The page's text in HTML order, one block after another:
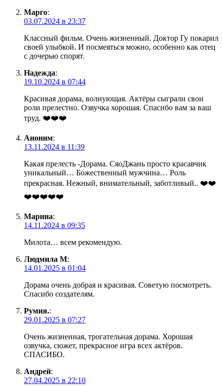
Марго:
03.07.2024 в 23:37
Классный фильм. Очень жизненный. Доктор Гу покарил
своей улыбкой. И посмеяться можно, особенно как отец
с дочерью спорят.
Надежда:
19.10.2024 в 07:44
Красивая дорама, волнующая. Актёры сыграли свои
роли прелестно. Озвучка хорошая. Спасибо вам за ваш
труд. ❤️❤️❤️
Аноним:
13.11.2024 в 11:39
Какая прелесть -Дорама. СяоДжань просто красавчик
уникальный… Божественный мужчина… Роль
прекрасная. Нежный, внимательный, заботливый.. ❤️❤️
❤️❤️❤️❤️❤️
Марина:
14.11.2024 в 09:35
Милота… всем рекомендую.
Людмила М:
14.01.2025 в 01:04
Дорама очень добрая и красивая. Советую посмотреть.
Спасибо создателям.
Румия.:
29.01.2025 в 07:27
Очень жизненная, трогательная дорама. Хорошая
озвучка, сюжет, прекрасное игра всех актёров.
СПАСИБО.
Андрей:
27.04.2025 в 22:10